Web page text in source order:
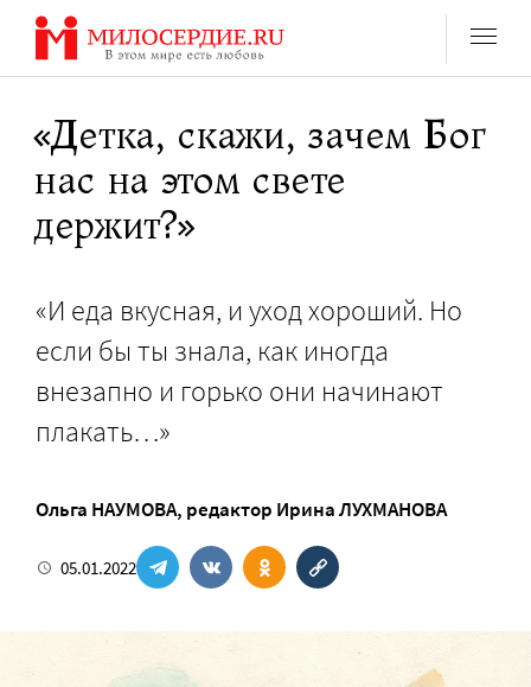
Перейти
содержанию
«Детка, скажи, зачем Бог
нас на этом свете
держит?»
«И еда вкусная, и уход хороший. Но
если бы ты знала, как иногда
внезапно и горько они начинают
плакать…»
Ольга НАУМОВА, редактор Ирина ЛУХМАНОВА
05.01.2022